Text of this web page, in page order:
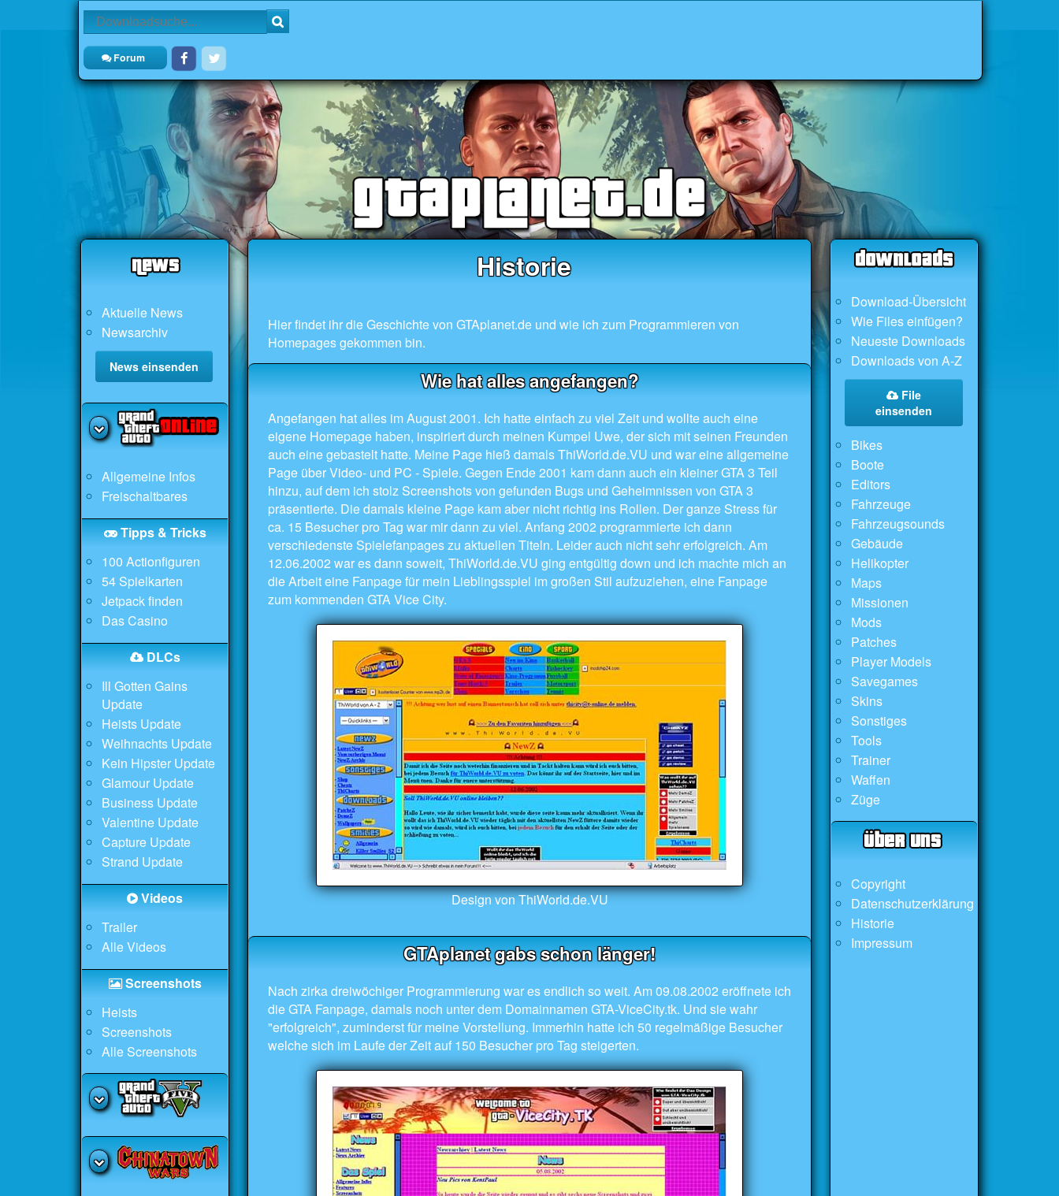
Forum
Aktuelle News
Newsarchiv
News einsenden
Allgemeine Infos
Freischaltbares
Tipps & Tricks
100 Actionfiguren
54 Spielkarten
Jetpack finden
Das Casino
DLCs
Ill Gotten Gains
Update
Heists Update
Weihnachts Update
Kein Hipster Update
Glamour Update
Business Update
Valentine Update
Capture Update
Strand Update
Videos
Trailer
Alle Videos
Screenshots
Heists
Screenshots
Alle Screenshots
Historie
Hier findet ihr die Geschichte von GTAplanet.de und wie ich zum Programmieren von
Homepages gekommen bin.
Wie hat alles angefangen?
Angefangen hat alles im August 2001. Ich hatte einfach zu viel Zeit und wollte auch eine
eigene Homepage haben, inspiriert durch meinen Kumpel Uwe, der sich mit seinen Freunden
auch eine gebastelt hatte. Meine Page hieß damals ThiWorld.de.VU und war eine allgemeine
Page über Video- und PC - Spiele. Gegen Ende 2001 kam dann auch ein kleiner GTA 3 Teil
hinzu, auf dem ich stolz Screenshots von gefunden Bugs und Geheimnissen von GTA 3
präsentierte. Die damals kleine Page kam aber nicht richtig ins Rollen. Der ganze Stress für
ca. 15 Besucher pro Tag war mir dann zu viel. Anfang 2002 programmierte ich dann
verschiedenste Spielefanpages zu aktuellen Titeln. Leider auch nicht sehr erfolgreich. Am
12.06.2002 war es dann soweit, ThiWorld.de.VU ging entgültig down und ich machte mich an
die Arbeit eine Fanpage für mein Lieblingsspiel im großen Stil aufzuziehen, eine Fanpage
zum kommenden GTA Vice City.
Design von ThiWorld.de.VU
GTAplanet gabs schon länger!
Nach zirka dreiwöchiger Programmierung war es endlich so weit. Am 09.08.2002 eröffnete ich
die GTA Fanpage, damals noch unter dem Domainnamen GTA-ViceCity.tk. Und sie wahr
"erfolgreich", zuminderst für meine Vorstellung. Immerhin hatte ich 50 regelmäßige Besucher
welche sich im Laufe der Zeit auf 150 Besucher pro Tag steigerten.
Download-Übersicht
Wie Files einfügen?
Neueste Downloads
Downloads von A-Z
File
einsenden
Bikes
Boote
Editors
Fahrzeuge
Fahrzeugsounds
Gebäude
Helikopter
Maps
Missionen
Mods
Patches
Player Models
Savegames
Skins
Sonstiges
Tools
Trainer
Waffen
Züge
Copyright
Datenschutzerklärung
Historie
Impressum